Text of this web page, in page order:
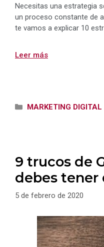
Necesitas una estrategia
un proceso constante de
te vamos a explicar 10
Leer más
Categorías
MARKETING DIGITAL
9 trucos de
debes tener
5 de febrero de 2020